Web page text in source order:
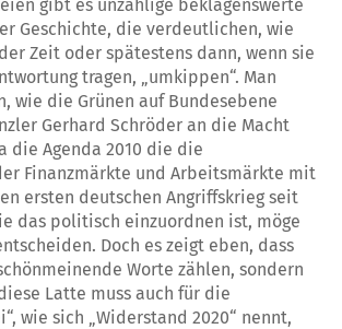
gibt es unzählige beklagenswerte
Geschichte, die verdeutlichen, wie
Zeit oder spätestens dann, wenn sie
tragen, „umkippen“. Man
wie die Grünen auf Bundesebene
Gerhard Schröder an die Macht
die Agenda 2010 die die
Finanzmärkte und Arbeitsmärkte mit
ersten deutschen Angriffskrieg seit
das politisch einzuordnen ist, möge
Doch es zeigt eben, dass
Worte zählen, sondern
Latte muss auch für die
wie sich „Widerstand 2020“ nennt,